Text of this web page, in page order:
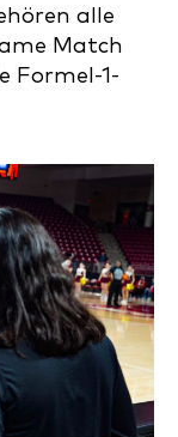
alle
Match
Formel-1-